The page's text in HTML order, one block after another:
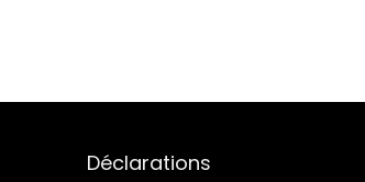
Déclarations